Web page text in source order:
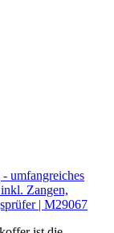
umfangreiches
Zangen,
| M29067